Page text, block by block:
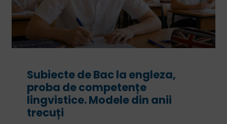
Subiecte de Bac la engleza,
proba de competențe
lingvistice. Modele din anii
trecuți